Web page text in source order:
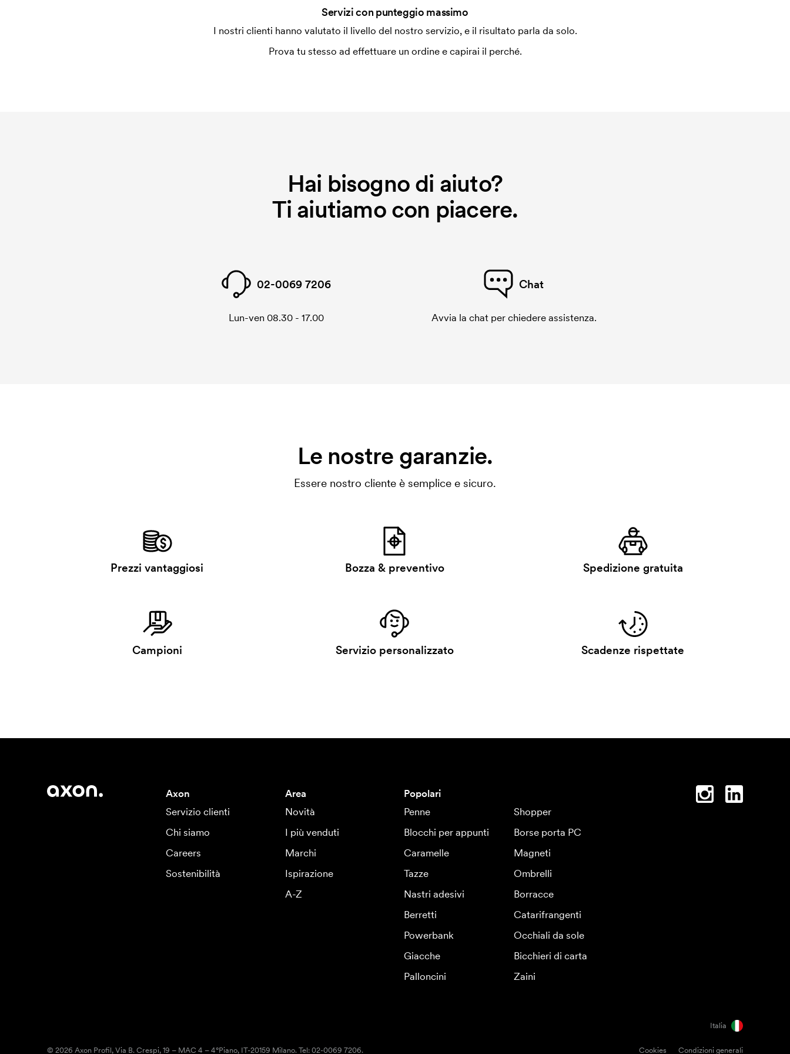
Servizi con punteggio massimo
I nostri clienti hanno valutato il livello del nostro servizio, e il risultato parla da solo.
Prova tu stesso ad effettuare un ordine e capirai il perché.
Hai bisogno di aiuto?
Ti aiutiamo con piacere.
02-0069 7206
Lun-ven 08.30 - 17.00
Chat
Avvia la chat per chiedere assistenza.
Le nostre garanzie.
Essere nostro cliente è semplice e sicuro.
Prezzi vantaggiosi Bozza & preventivo Spedizione gratuita
Campioni Servizio personalizzato Scadenze rispettate
Axon
Servizio clienti
Chi siamo
Careers
Sostenibilità
Area
Novità
I più venduti
Marchi
Ispirazione
A-Z
Popolari
Penne
Shopper
Blocchi per appunti
Borse porta PC
Caramelle
Magneti
Tazze
Ombrelli
Nastri adesivi
Borracce
Berretti
Catarifrangenti
Powerbank
Occhiali da sole
Giacche
Bicchieri di carta
Palloncini
Zaini
Italia
Cookies Condizioni generali
© 2026 Axon Profil, Via B. Crespi, 19 – MAC 4 – 4°Piano, IT-20159 Milano. Tel: 02-0069 7206.